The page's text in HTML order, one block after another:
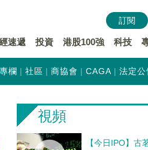
速遞 投資 港股100強 科技
訂閱
欄 社區 商協會 CAGA 法定公
視頻
【今日IPO】古